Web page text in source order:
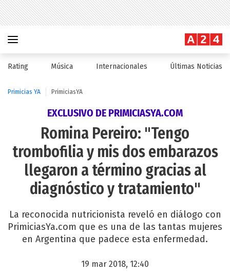
Rating Música Internacionales Últimas Noticias
Primicias YA PrimiciasYA
EXCLUSIVO DE PRIMICIASYA.COM
Romina Pereiro: "Tengo
trombofilia y mis dos embarazos
llegaron a término gracias al
diagnóstico y tratamiento"
La reconocida nutricionista reveló en diálogo con
PrimiciasYa.com que es una de las tantas mujeres
en Argentina que padece esta enfermedad.
19 mar 2018, 12:40